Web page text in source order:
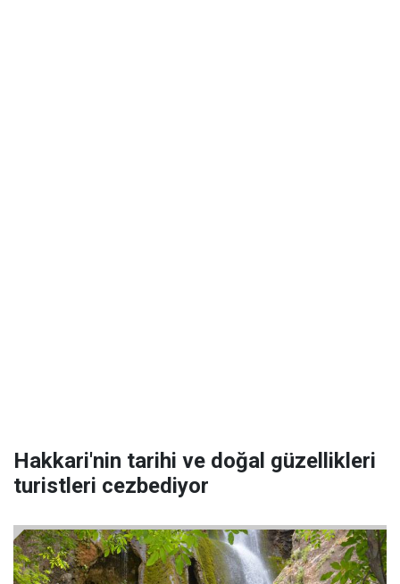
Hakkari'nin tarihi ve doğal güzellikleri
turistleri cezbediyor